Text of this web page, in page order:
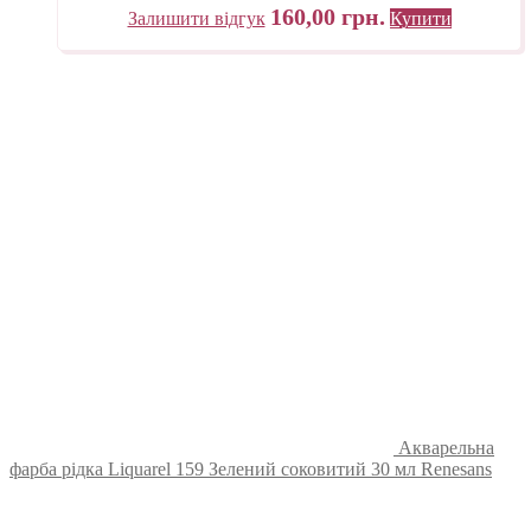
Залишити відгук 160,00 грн. Купити
Акварельна
фарба рідка Liquarel 159 Зелений соковитий 30 мл Renesans